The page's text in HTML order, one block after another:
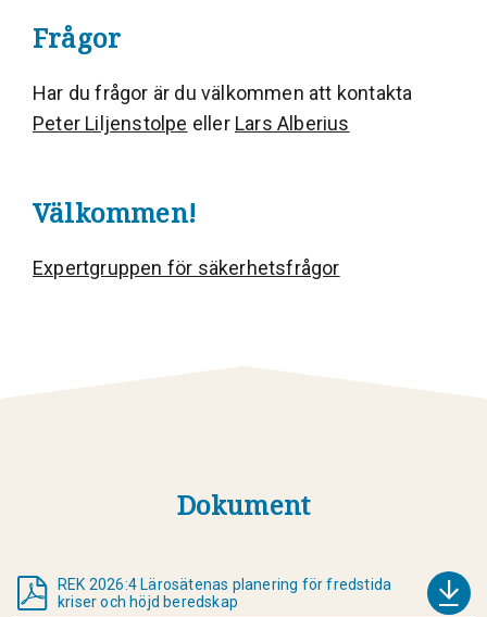
Frågor
Har du frågor är du välkommen att kontakta
Peter Liljenstolpe eller Lars Alberius
Välkommen!
Expertgruppen för säkerhetsfrågor
Dokument
REK 2026:4 Lärosätenas planering för fredstida
kriser och höjd beredskap